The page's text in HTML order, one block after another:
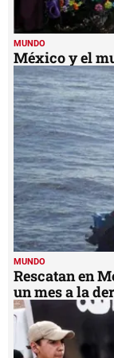
MUNDO
México y el
MUNDO
Rescatan en
un mes a la